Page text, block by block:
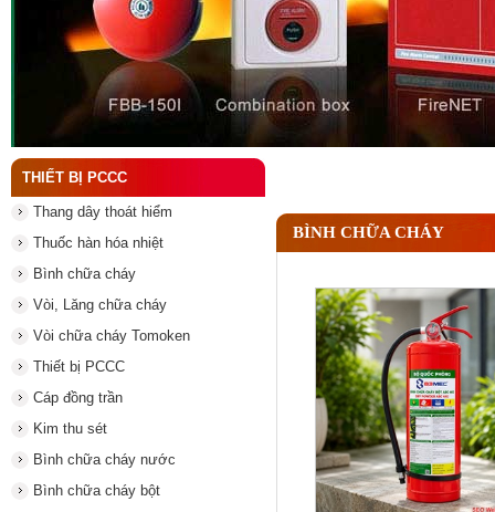
THIẾT BỊ PCCC
Thang dây thoát hiểm
Thuốc hàn hóa nhiệt
Bình chữa cháy
Vòi, Lăng chữa cháy
Vòi chữa cháy Tomoken
Thiết bị PCCC
Cáp đồng trần
Kim thu sét
Bình chữa cháy nước
Bình chữa cháy bột
BÌNH CHỮA CHÁY